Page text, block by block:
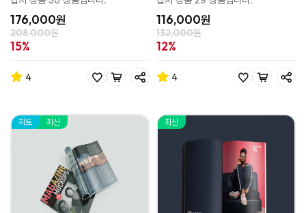
176,000원
208,000원
15%
4
116,000원
132,000원
12%
4
히트 최신 최신